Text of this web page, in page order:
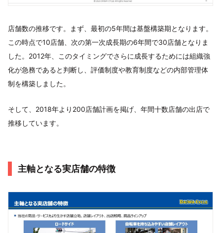
店舗数の推移です。まず、最初の5年間は基盤構築期となります。
この時点で10店舗、次の第一次成長期の6年間で30店舗となりま
した。2012年、このタイミングでさらに成長するためには組織強
化が急務であると判断し、評価制度や教育制度などの内部管理体
制を構築しました。
そして、2018年より200店舗計画を掲げ、年間十数店舗の出店で
推移しています。
主軸となる実店舗の特徴